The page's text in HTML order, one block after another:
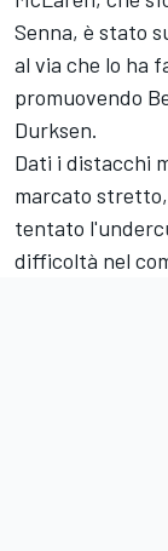
Senna, è stato
al via che lo ha
promuovendo
Durksen.
Dati i distacchi
marcato
tentato
difficoltà nel